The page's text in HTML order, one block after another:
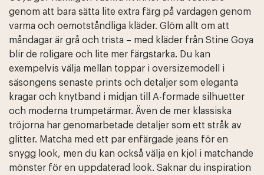
genom att bara sätta lite extra färg på vardagen genom
varma och oemotståndliga kläder. Glöm allt om att
måndagar är grå och trista – med kläder från Stine Goya
blir de roligare och lite mer färgstarka. Du kan
exempelvis välja mellan toppar i oversizemodell i
säsongens senaste prints och detaljer som eleganta
kragar och knytband i midjan till A-formade silhuetter
och moderna trumpetärmar. Även de mer klassiska
tröjorna har genomarbetade detaljer som ett stråk av
glitter. Matcha med ett par enfärgade jeans för en
snygg look, men du kan också välja en kjol i matchande
mönster för en uppdaterad look. Saknar du inspiration